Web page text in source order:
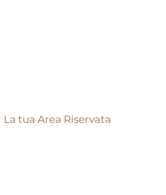
La tua Area Riservata